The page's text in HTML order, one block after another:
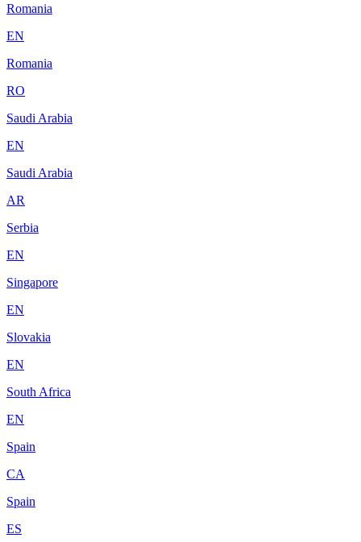
Romania
EN
Romania
RO
Saudi Arabia
EN
Saudi Arabia
AR
Serbia
EN
Singapore
EN
Slovakia
EN
South Africa
EN
Spain
CA
Spain
ES